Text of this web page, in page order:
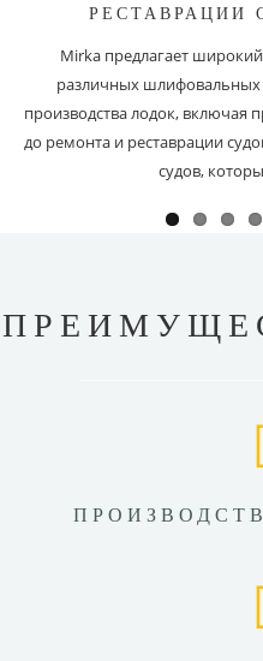
РЕСТАВРАЦИИ
Mirka предлагает
различных шлифовальных
производства лодок, включая
до ремонта и реставрации
судов,